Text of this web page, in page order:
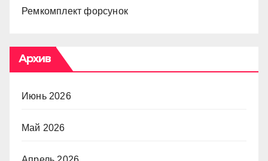
Ремкомплект форсунок
Архив
Июнь 2026
Май 2026